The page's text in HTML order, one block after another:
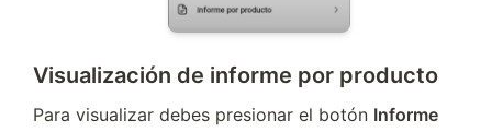
Visualización de informe por producto
Para visualizar debes presionar el botón Informe